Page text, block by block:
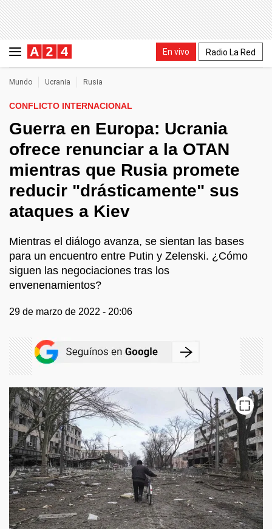
En vivo Radio La Red
Mundo Ucrania Rusia
CONFLICTO INTERNACIONAL
Guerra en Europa: Ucrania
ofrece renunciar a la OTAN
mientras que Rusia promete
reducir "drásticamente" sus
ataques a Kiev
Mientras el diálogo avanza, se sientan las bases
para un encuentro entre Putin y Zelenski. ¿Cómo
siguen las negociaciones tras los
envenenamientos?
29 de marzo de 2022 - 20:06